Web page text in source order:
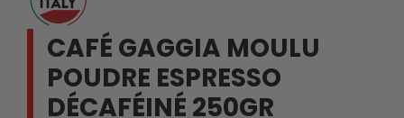
CAFÉ GAGGIA MOULU
POUDRE ESPRESSO
DÉCAFÉINÉ 250GR